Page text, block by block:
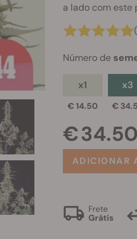
a lado com este
Número de
x1
€ 14.50
x3
€
€ 34.50
ADICIONAR
Frete
Grátis